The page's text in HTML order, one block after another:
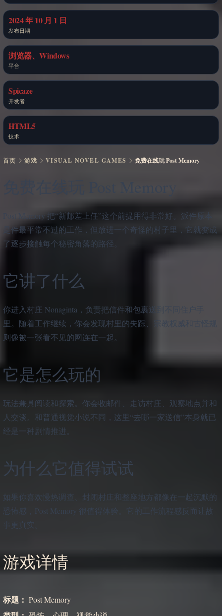
2024 年 10 月 1 日
发布日期
浏览器、Windows
平台
Spicaze
开发者
HTML5
技术
首页 游戏 VISUAL NOVEL GAMES 免费在线玩 Post Memory
Post Memory 把“新邮差上任”这个前提用得非常好。派件原本
是件最平常不过的工作，但放进一个奇怪的村子里，它就变成
了逐步接触每个秘密角落的路径。
它讲了什么
你进入村庄 Nonaginta，负责把信件和包裹送到不同住户手
里。随着工作继续，你会发现村里的失踪、宗教权威和古怪规
则像被一张看不见的网连在一起。
它是怎么玩的
玩法兼具阅读和探索。你会收邮件、走访村庄、观察地点并和
人交谈。和普通视觉小说不同，这里“去哪一家送信”本身就已
经是一种剧情推进。
为什么它值得试试
如果你喜欢慢热调查、封闭村庄和整座地方都像在一起沉默的
恐怖感，Post Memory 很值得体验。它的工作流程感反而让故
事更真实。
游戏详情
标题： Post Memory